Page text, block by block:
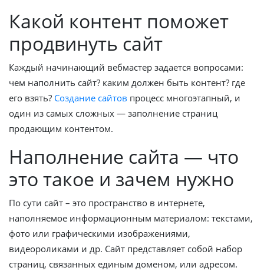
Какой контент поможет
продвинуть сайт
Каждый начинающий вебмастер задается вопросами:
чем наполнить сайт? каким должен быть контент? где
его взять? Создание сайтов процесс многоэтапный, и
один из самых сложных — заполнение страниц
продающим контентом.
Наполнение сайта — что
это такое и зачем нужно
По сути сайт – это пространство в интернете,
наполняемое информационным материалом: текстами,
фото или графическими изображениями,
видеороликами и др. Сайт представляет собой набор
страниц, связанных единым доменом, или адресом.